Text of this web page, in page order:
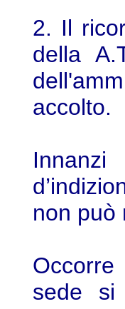
2. Il
della
accolto.
non può
sede si